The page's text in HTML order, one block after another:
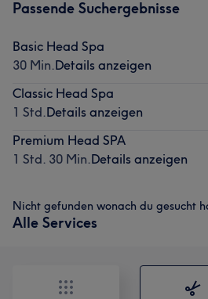
Passende Suchergebnisse
Basic Head Spa
30 Min.Details anzeigen
Classic Head Spa
1 Std.Details anzeigen
Premium Head SPA
1 Std. 30 Min.Details anzeigen
Nicht gefunden wonach du gesucht
Alle Services